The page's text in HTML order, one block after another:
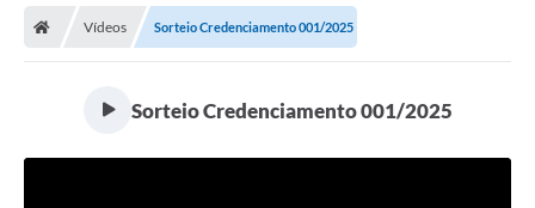
Vídeos Sorteio Credenciamento 001/2025
Sorteio Credenciamento 001/2025